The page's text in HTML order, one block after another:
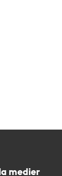
medier